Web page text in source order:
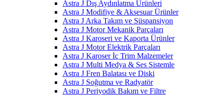
Astra J Dış Aydınlatma Ürünleri
Astra J Modifiye & Aksesuar Ürünler
Astra J Arka Takım ve Süspansiyon
Astra J Motor Mekanik Parçaları
Astra J Karoseri ve Kaporta Ürünler
Astra J Motor Elektrik Parçaları
Astra J Karoser İç Trim Malzemeler
Astra J Multi Medya & Ses Sistemle
Astra J Fren Balatası ve Diski
Astra J Soğutma ve Radyatör
Astra J Periyodik Bakım ve Filtre